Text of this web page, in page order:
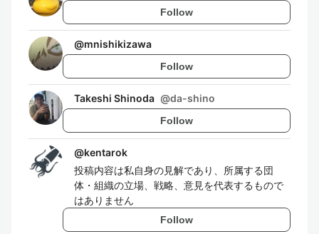
Follow
@mnishikizawa
Follow
Takeshi Shinoda @da-shino
Follow
@kentarok
投稿内容は私自身の見解であり、所属する団
体・組織の立場、戦略、意見を代表するもので
はありません
Follow